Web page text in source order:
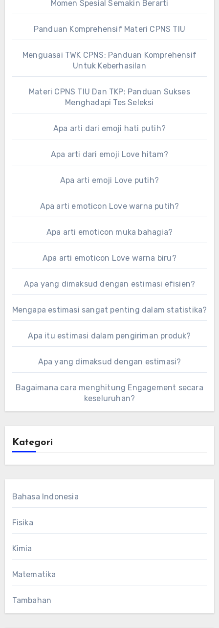
Momen Spesial Semakin Berarti
Panduan Komprehensif Materi CPNS TIU
Menguasai TWK CPNS: Panduan Komprehensif
Untuk Keberhasilan
Materi CPNS TIU Dan TKP: Panduan Sukses
Menghadapi Tes Seleksi
Apa arti dari emoji hati putih?
Apa arti dari emoji Love hitam?
Apa arti emoji Love putih?
Apa arti emoticon Love warna putih?
Apa arti emoticon muka bahagia?
Apa arti emoticon Love warna biru?
Apa yang dimaksud dengan estimasi efisien?
Mengapa estimasi sangat penting dalam statistika?
Apa itu estimasi dalam pengiriman produk?
Apa yang dimaksud dengan estimasi?
Bagaimana cara menghitung Engagement secara
keseluruhan?
Kategori
Bahasa Indonesia
Fisika
Kimia
Matematika
Tambahan